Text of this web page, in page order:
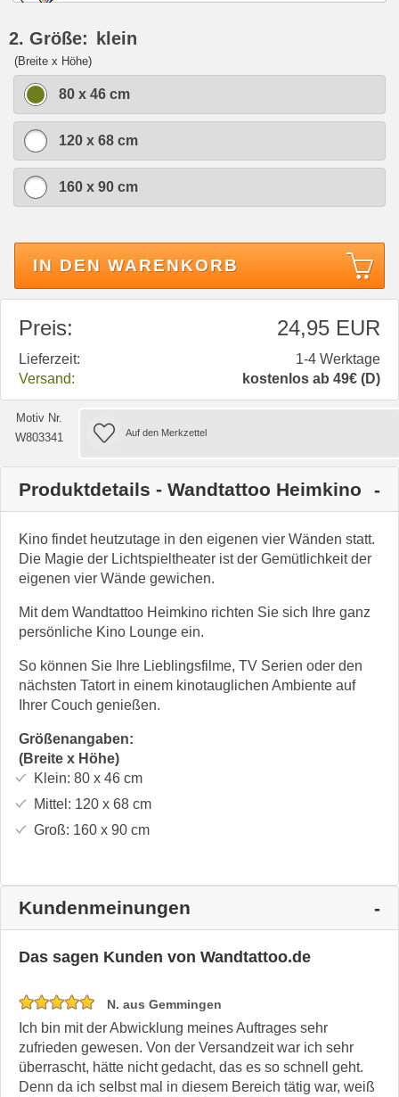
2. Größe: klein
(Breite x Höhe)
80 x 46 cm
120 x 68 cm
160 x 90 cm
IN DEN WARENKORB
Preis: 24,95 EUR
Lieferzeit:
1-4 Werktage
Versand:
kostenlos ab 49€ (D)
Motiv Nr.
W803341
Produktdetails - Wandtattoo Heimkino
Kino findet heutzutage in den eigenen vier Wänden statt.
Die Magie der Lichtspieltheater ist der Gemütlichkeit der
eigenen vier Wände gewichen.
Mit dem Wandtattoo Heimkino richten Sie sich Ihre ganz
persönliche Kino Lounge ein.
So können Sie Ihre Lieblingsfilme, TV Serien oder den
nächsten Tatort in einem kinotauglichen Ambiente auf
Ihrer Couch genießen.
Größenangaben:
(Breite x Höhe)
Klein: 80 x 46cm
Mittel: 120 x 68cm
Groß: 160 x 90cm
Kundenmeinungen
Das sagen Kunden von Wandtattoo.de
N. aus Gemmingen
Ich bin mit der Abwicklung meines Auftrages sehr
zufrieden gewesen. Von der Versandzeit war ich sehr
überrascht, hätte nicht gedacht, das es so schnell geht.
Denn da ich selbst mal in diesem Bereich tätig war, weiß